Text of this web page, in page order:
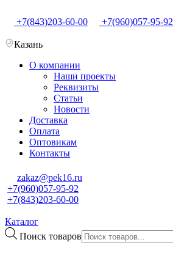
+7(843)203-60-00 +7(960)057-95-92
Казань
О компании
Наши проекты
Реквизиты
Статьи
Новости
Доставка
Оплата
Оптовикам
Контакты
zakaz@pek16.ru
+7(960)057-95-92
+7(843)203-60-00
Каталог
Поиск товаров